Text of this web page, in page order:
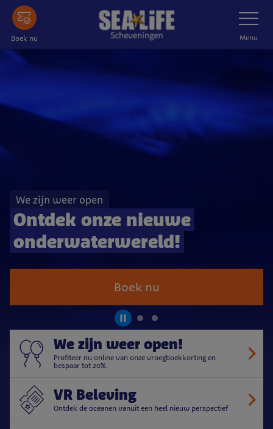
naar
hoofdinhoud
Boek nu Menu
We zijn weer open
Ontdek onze nieuwe
onderwaterwereld!
Boek nu
We zijn weer open!
Profiteer nu online van onze vroegboekkorting en
bespaar tot 20%.
VR Beleving
Ontdek de oceanen vanuit een heel nieuw perspectief